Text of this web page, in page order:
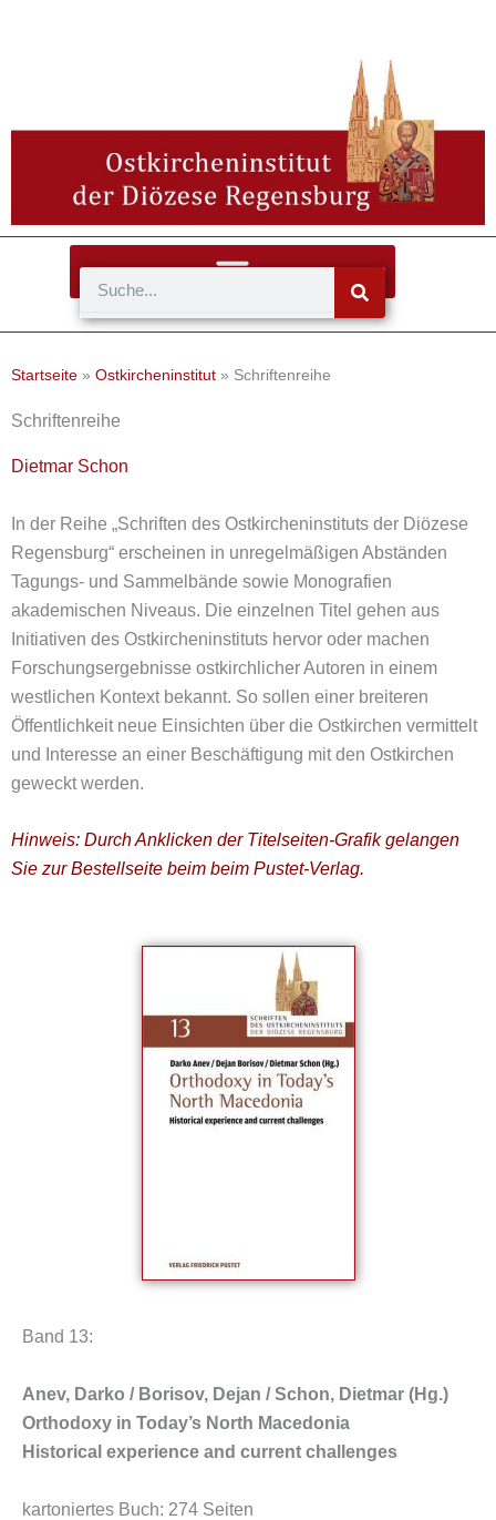
Startseite » Ostkircheninstitut » Schriftenreihe
Schriftenreihe
Dietmar Schon
In der Reihe „Schriften des Ostkircheninstituts der Diözese
Regensburg“ erscheinen in unregelmäßigen Abständen
Tagungs- und Sammelbände sowie Monografien
akademischen Niveaus. Die einzelnen Titel gehen aus
Initiativen des Ostkircheninstituts hervor oder machen
Forschungsergebnisse ostkirchlicher Autoren in einem
westlichen Kontext bekannt. So sollen einer breiteren
Öffentlichkeit neue Einsichten über die Ostkirchen vermittelt
und Interesse an einer Beschäftigung mit den Ostkirchen
geweckt werden.
Hinweis: Durch Anklicken der Titelseiten-Grafik gelangen
Sie zur Bestellseite beim beim Pustet-Verlag.
Band 13:
Anev, Darko / Borisov, Dejan / Schon, Dietmar (Hg.)
Orthodoxy in Today’s North Macedonia
Historical experience and current challenges
kartoniertes Buch: 274 Seiten